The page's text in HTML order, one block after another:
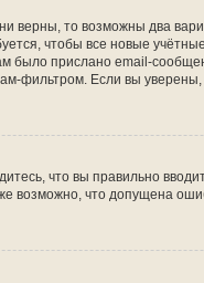
верны, то возможны два
чтобы все новые
было прислано email-
фильтром. Если вы
что вы правильно
возможно, что допущена